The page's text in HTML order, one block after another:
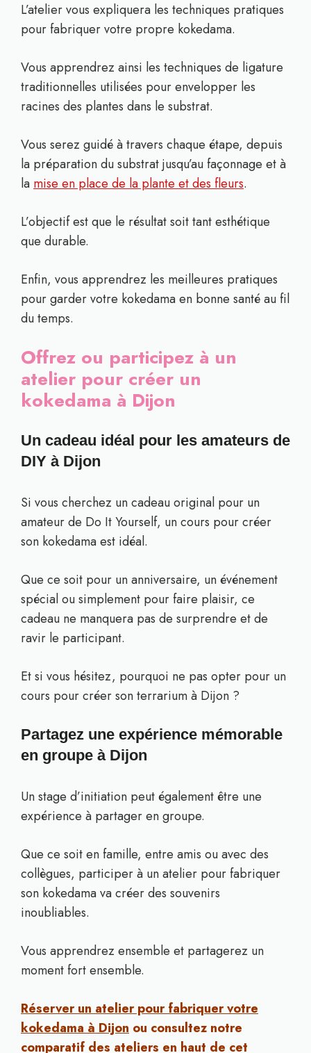
L’atelier vous expliquera les techniques pratiques
pour fabriquer votre propre kokedama.
Vous apprendrez ainsi les techniques de ligature
traditionnelles utilisées pour envelopper les
racines des plantes dans le substrat.
Vous serez guidé à travers chaque étape, depuis
la préparation du substrat jusqu’au façonnage et à
la mise en place de la plante et des fleurs.
L’objectif est que le résultat soit tant esthétique
que durable.
Enfin, vous apprendrez les meilleures pratiques
pour garder votre kokedama en bonne santé au fil
du temps.
Offrez ou participez à un
atelier pour créer un
kokedama à Dijon
Un cadeau idéal pour les amateurs de
DIY à Dijon
Si vous cherchez un cadeau original pour un
amateur de Do It Yourself, un cours pour créer
son kokedama est idéal.
Que ce soit pour un anniversaire, un événement
spécial ou simplement pour faire plaisir, ce
cadeau ne manquera pas de surprendre et de
ravir le participant.
Et si vous hésitez, pourquoi ne pas opter pour un
cours pour créer son terrarium à Dijon ?
Partagez une expérience mémorable
en groupe à Dijon
Un stage d’initiation peut également être une
expérience à partager en groupe.
Que ce soit en famille, entre amis ou avec des
collègues, participer à un atelier pour fabriquer
son kokedama va créer des souvenirs
inoubliables.
Vous apprendrez ensemble et partagerez un
moment fort ensemble.
Réserver un atelier pour fabriquer votre
kokedama à Dijon ou consultez notre
comparatif des ateliers en haut de cet